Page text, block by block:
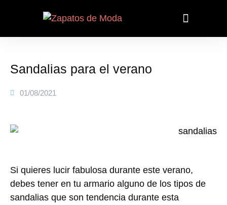
Sandalias para el verano
01/08/2021
Si quieres lucir fabulosa durante este verano,
debes tener en tu armario alguno de los tipos de
sandalias que son tendencia durante esta